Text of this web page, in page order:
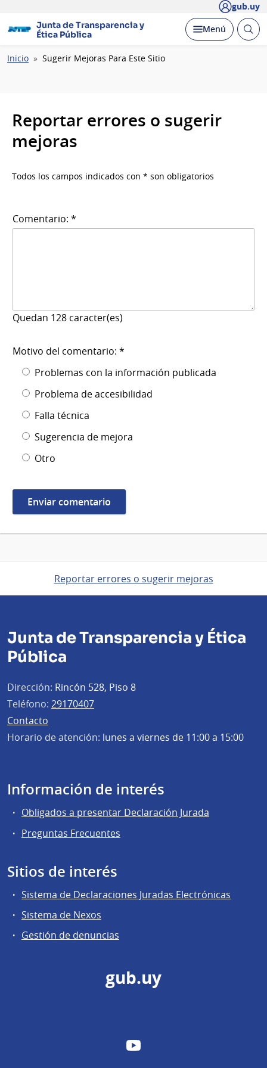
gub.uy
Junta de Transparencia y
Ética Pública
Desplegar
Menú Abrir
Ruta
Inicio Sugerir Mejoras Para Este Sitio
Reportar errores o sugerir
mejoras
Todos los campos indicados con * son obligatorios
Comentario: *
Quedan 128 caracter(es)
Motivo del comentario: *
Problemas con la información publicada
Problema de accesibilidad
Falla técnica
Sugerencia de mejora
Otro
Reportar errores o sugerir mejoras
Junta de Transparencia y Ética
Pública
Dirección: Rincón 528, Piso 8
Teléfono: 29170407
Contacto
Horario de atención: lunes a viernes de 11:00 a 15:00
Información de interés
Obligados a presentar Declaración Jurada
Preguntas Frecuentes
Sitios de interés
Sistema de Declaraciones Juradas Electrónicas
Sistema de Nexos
Gestión de denuncias
gub.uy
YouTube